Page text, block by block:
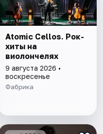
Atomic Cellos. Рок-
хиты на
виолончелях
9 августа 2026 •
воскресенье
Фабрика